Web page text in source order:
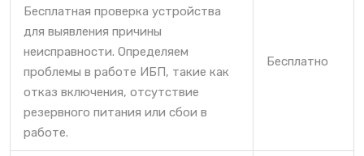
Бесплатная проверка устройства
для выявления причины
неисправности. Определяем
проблемы в работе ИБП, такие как
отказ включения, отсутствие
резервного питания или сбои в
работе.
Бесплатно